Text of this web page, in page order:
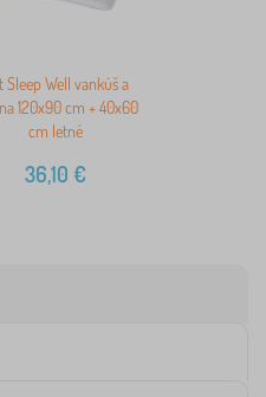
Sleep Well vankúš a
120x90 cm + 40x60
cm letné
36,10 €